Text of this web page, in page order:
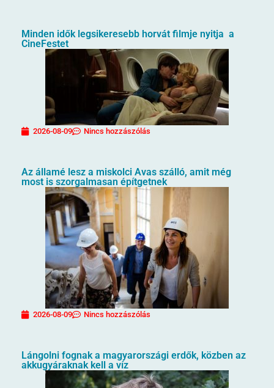
Minden idők legsikeresebb horvát filmje nyitja a
CineFestet
2026-08-09 Nincs hozzászólás
Az államé lesz a miskolci Avas szálló, amit még
most is szorgalmasan építgetnek
2026-08-09 Nincs hozzászólás
Lángolni fognak a magyarországi erdők, közben az
akkugyáraknak kell a víz